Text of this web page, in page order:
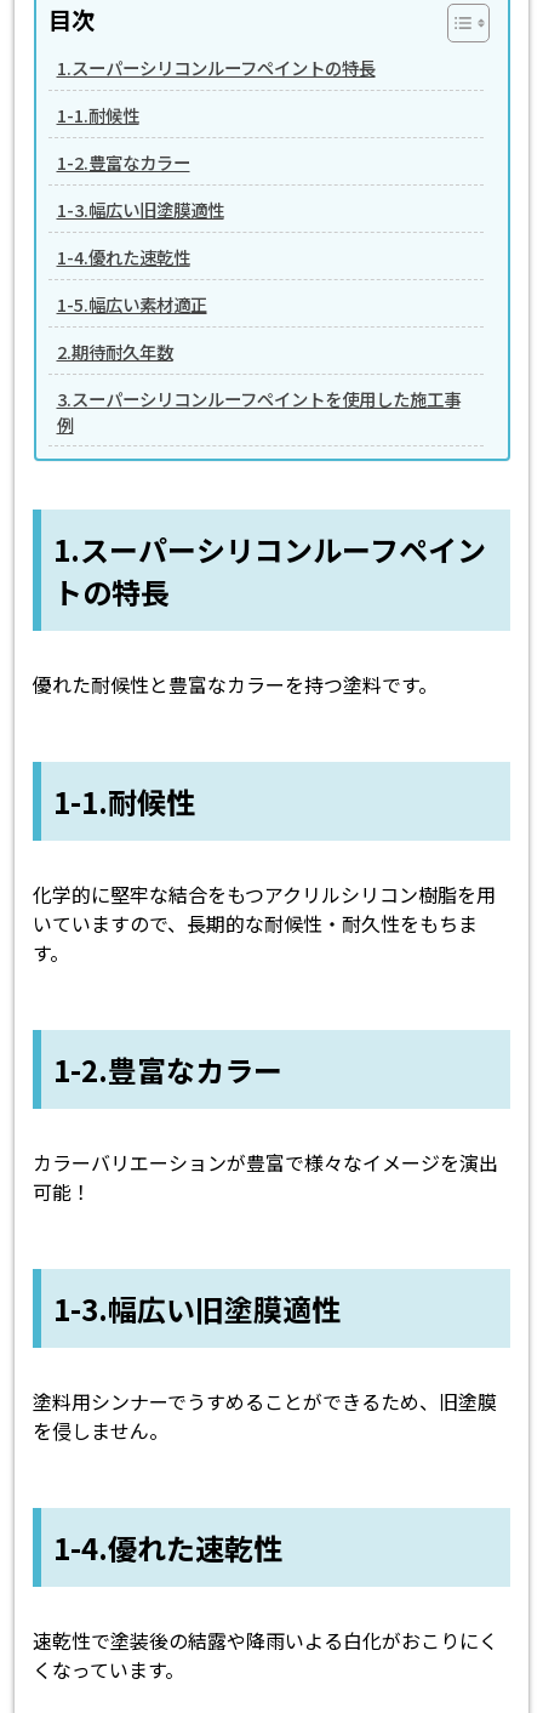
目次
1.スーパーシリコンルーフペイントの特長
1-1.耐候性
1-2.豊富なカラー
1-3.幅広い旧塗膜適性
1-4.優れた速乾性
1-5.幅広い素材適正
2.期待耐久年数
3.スーパーシリコンルーフペイントを使用した施工事
例
1.スーパーシリコンルーフペイン
トの特長
優れた耐候性と豊富なカラーを持つ塗料です。
1-1.耐候性
化学的に堅牢な結合をもつアクリルシリコン樹脂を用
いていますので、長期的な耐候性・耐久性をもちま
す。
1-2.豊富なカラー
カラーバリエーションが豊富で様々なイメージを演出
可能！
1-3.幅広い旧塗膜適性
塗料用シンナーでうすめることができるため、旧塗膜
を侵しません。
1-4.優れた速乾性
速乾性で塗装後の結露や降雨いよる白化がおこりにく
くなっています。